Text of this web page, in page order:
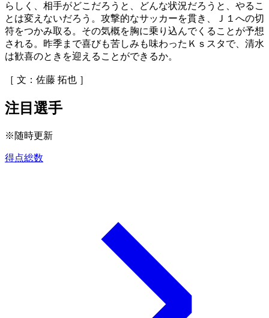
らしく、相手がどこだろうと、どんな状況だろうと、やるこ
とは変えないだろう。攻撃的なサッカーを貫き、Ｊ１への切
符をつかみ取る。その気概を胸に乗り込んでくることが予想
される。昨季まで喜びも苦しみも味わったＫｓスタで、清水
は歓喜のときを迎えることができるか。
［ 文：佐藤 拓也 ］
注目選手
※随時更新
得点総数